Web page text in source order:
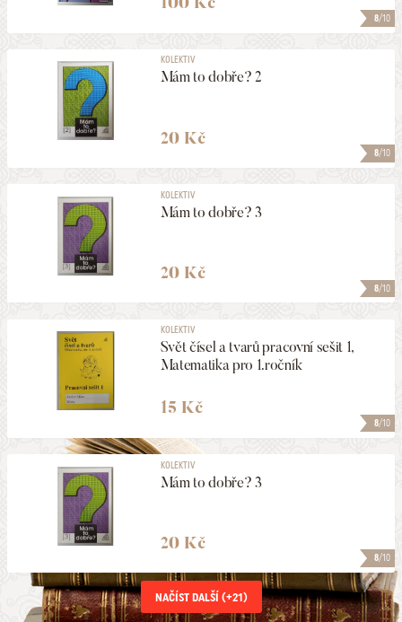
8/10
8/10
KOLEKTIV
Mám to dobře? 2
20 Kč
8/10
KOLEKTIV
Mám to dobře? 3
20 Kč
8/10
KOLEKTIV
Svět čísel a tvarů pracovní sešit 1,
Matematika pro 1.ročník
15 Kč
8/10
KOLEKTIV
Mám to dobře? 3
20 Kč
NAČÍST DALŠÍ (+21)